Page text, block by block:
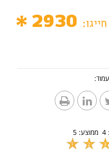
4 ממוצע:5
1 2 3